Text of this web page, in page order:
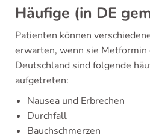
Häufige (in DE
Patienten können
erwarten, wenn sie Metformin
Deutschland sind folgende
aufgetreten:
Nausea und Erbrechen
Durchfall
Bauchschmerzen